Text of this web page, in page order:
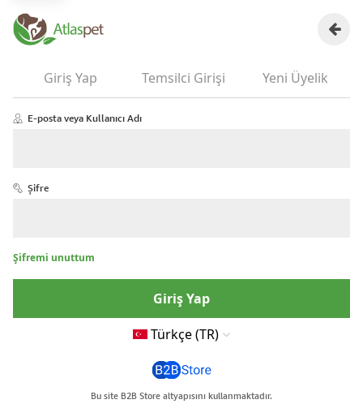
Giriş Yap Temsilci Girişi Yeni Üyelik
E-posta veya Kullanıcı Adı
Şifre
Şifremi unuttum
Giriş Yap
Türkçe (TR)
Bu site B2B Store altyapısını kullanmaktadır.